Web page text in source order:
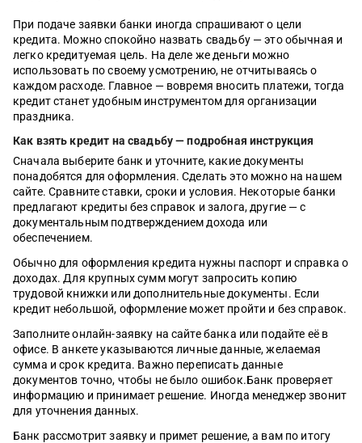
При подаче заявки банки иногда спрашивают о цели
кредита. Можно спокойно назвать свадьбу — это обычная и
легко кредитуемая цель. На деле же деньги можно
использовать по своему усмотрению, не отчитываясь о
каждом расходе. Главное — вовремя вносить платежи, тогда
кредит станет удобным инструментом для организации
праздника.
Как взять кредит на свадьбу — подробная инструкция
Сначала выберите банк и уточните, какие документы
понадобятся для оформления. Сделать это можно на нашем
сайте. Сравните ставки, сроки и условия. Некоторые банки
предлагают кредиты без справок и залога, другие — с
документальным подтверждением дохода или
обеспечением.
Обычно для оформления кредита нужны паспорт и справка о
доходах. Для крупных сумм могут запросить копию
трудовой книжки или дополнительные документы. Если
кредит небольшой, оформление может пройти и без справок.
Заполните онлайн-заявку на сайте банка или подайте её в
офисе. В анкете указываются личные данные, желаемая
сумма и срок кредита. Важно переписать данные
документов точно, чтобы не было ошибок.Банк проверяет
информацию и принимает решение. Иногда менеджер звонит
для уточнения данных.
Банк рассмотрит заявку и примет решение, а вам по итогу